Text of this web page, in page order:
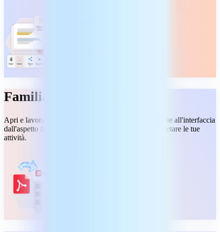
Familiare & compatibile
Apri e lavora subito con i file PDF più comuni. Grazie all'interfaccia
dall'aspetto familiare, puoi iniziare all'istante e completare le tue
attività.